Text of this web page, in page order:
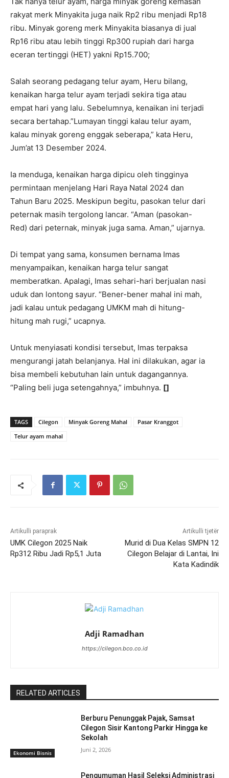
rakyat merk Minyakita juga naik Rp2 ribu menjadi Rp18
ribu. Minyak goreng merk Minyakita biasanya di jual
Rp16 ribu atau lebih tinggi Rp300 rupiah dari harga
eceran tertinggi (HET) yakni Rp15.700;
Salah seorang pedagang telur ayam, Heru bilang,
kenaikan harga telur ayam terjadi sekira tiga atau
empat hari yang lalu. Sebelumnya, kenaikan ini terjadi
secara bertahap.”Lumayan tinggi kalau telur ayam,
kalau minyak goreng enggak seberapa,” kata Heru,
Jum’at 13 Desember 2024.
Ia menduga, kenaikan harga dipicu oleh tingginya
permintaan menjelang Hari Raya Natal 2024 dan
Tahun Baru 2025. Meskipun begitu, pasokan telur dari
peternak masih tergolong lancar. “Aman (pasokan-
Red) dari peternak, minyak juga sama. Aman,” ujarnya.
Di tempat yang sama, konsumen bernama Imas
menyampaikan, kenaikan harga telur sangat
memberatkan. Apalagi, Imas sehari-hari berjualan nasi
uduk dan lontong sayur. “Bener-bener mahal ini mah,
jadi kalau untuk pedagang UMKM mah di hitung-
hitung mah rugi,” ucapnya.
Untuk menyiasati kondisi tersebut, Imas terpaksa
mengurangi jatah belanjanya. Hal ini dilakukan, agar ia
bisa membeli kebutuhan lain untuk dagangannya.
“Paling beli juga setengahnya,” imbuhnya. []
TAGS Cilegon Minyak Goreng Mahal
Pasar Kranggot
Telur ayam mahal
Artikulli paraprak
UMK Cilegon 2025 Naik
Rp312 Ribu Jadi Rp5,1 Juta
Artikulli tjetër
Murid di Dua Kelas SMPN 12
Cilegon Belajar di Lantai, Ini
Kata Kadindik
Adji Ramadhan
https://cilegon.bco.co.id
RELATED ARTICLES
Ekonomi Bisnis
Berburu Penunggak Pajak, Samsat
Cilegon Sisir Kantong Parkir Hingga ke
Sekolah
Juni 2, 2026
Pengumuman Hasil Seleksi Administrasi